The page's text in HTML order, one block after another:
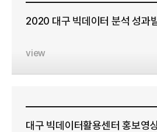
2020 대구 빅데이터 분석 성과
view
대구 빅데이터활용센터 홍보영